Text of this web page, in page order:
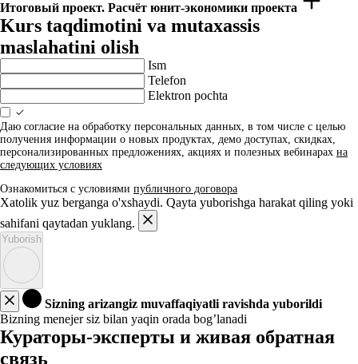
Итоговый проект. Расчёт юнит-экономики проекта
Kurs taqdimotini va mutaxassis
maslahatini olish
Ism
Telefon
Elektron pochta
Даю согласие на обработку персональных данных, в том числе с целью
получения информации о новых продуктах, демо доступах, скидках,
персонализированных предложениях, акциях и полезных вебинарах на
следующих условиях
Ознакомиться с условиями публичного договора
Xatolik yuz berganga o'xshaydi. Qayta yuborishga harakat qiling yoki
sahifani qaytadan yuklang.
Yuborish
Sizning arizangiz muvaffaqiyatli ravishda yuborildi
Bizning menejer siz bilan yaqin orada bog’lanadi
Кураторы-эксперты и живая обратная
связь